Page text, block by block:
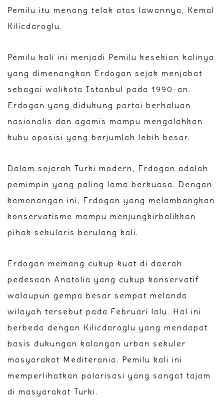
Pemilu itu menang telak atas lawannya, Kemal
Kilicdaroglu.
Pemilu kali ini menjadi Pemilu kesekian kalinya
yang dimenangkan Erdogan sejak menjabat
sebagai walikota Istanbul pada 1990-an.
Erdogan yang didukung partai berhaluan
nasionalis dan agamis mampu mengalahkan
kubu oposisi yang berjumlah lebih besar.
Dalam sejarah Turki modern, Erdogan adalah
pemimpin yang paling lama berkuasa. Dengan
kemenangan ini, Erdogan yang melambangkan
konservatisme mampu menjungkirbalikkan
pihak sekularis berulang kali.
Erdogan memang cukup kuat di daerah
pedesaan Anatolia yang cukup konservatif
walaupun gempa besar sempat melanda
wilayah tersebut pada Februari lalu. Hal ini
berbeda dengan Kilicdaroglu yang mendapat
basis dukungan kalangan urban sekuler
masyarakat Mediterania. Pemilu kali ini
memperlihatkan polarisasi yang sangat tajam
di masyarakat Turki.